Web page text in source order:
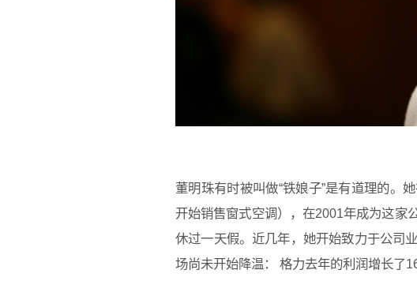
董明珠有时被叫做“铁娘子”是有道理的。
开始销售窗式空调），在2001年成为这家
休过一天假。近几年，她开始致力于公司
场尚未开始降温： 格力去年的利润增长了